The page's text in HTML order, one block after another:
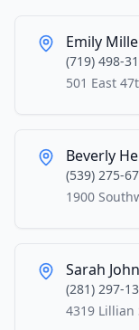
Emily
(719) 498-
501 East
Beverly
(539) 275-
1900
Sarah
(281) 297-
4319 Lillian